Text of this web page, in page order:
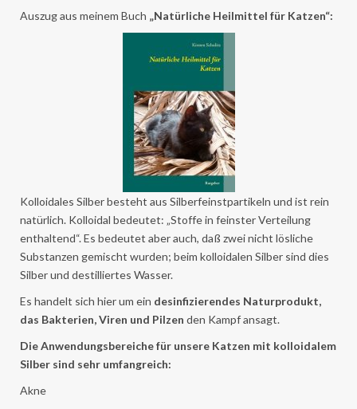
Auszug aus meinem Buch „Natürliche Heilmittel für Katzen“:
Kolloidales Silber besteht aus Silberfeinstpartikeln und ist rein
natürlich. Kolloidal bedeutet: „Stoffe in feinster Verteilung
enthaltend“. Es bedeutet aber auch, daß zwei nicht lösliche
Substanzen gemischt wurden; beim kolloidalen Silber sind dies
Silber und destilliertes Wasser.
Es handelt sich hier um ein desinfizierendes Naturprodukt,
das Bakterien, Viren und Pilzen den Kampf ansagt.
Die Anwendungsbereiche für unsere Katzen mit kolloidalem
Silber sind sehr umfangreich:
Akne